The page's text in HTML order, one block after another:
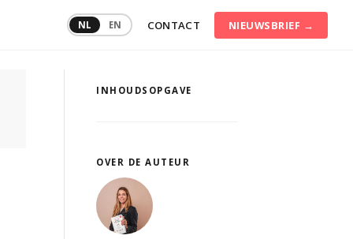
Consumentengedrag
NL EN CONTACT NIEUWSBRIEF →
INHOUDSOPGAVE
OVER DE AUTEUR